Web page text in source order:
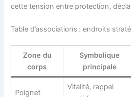
cette tension entre protection,
Table d’associations : endroits
Zone du
corps
Symbolique
principale
Poignet
Vitalité, rappel